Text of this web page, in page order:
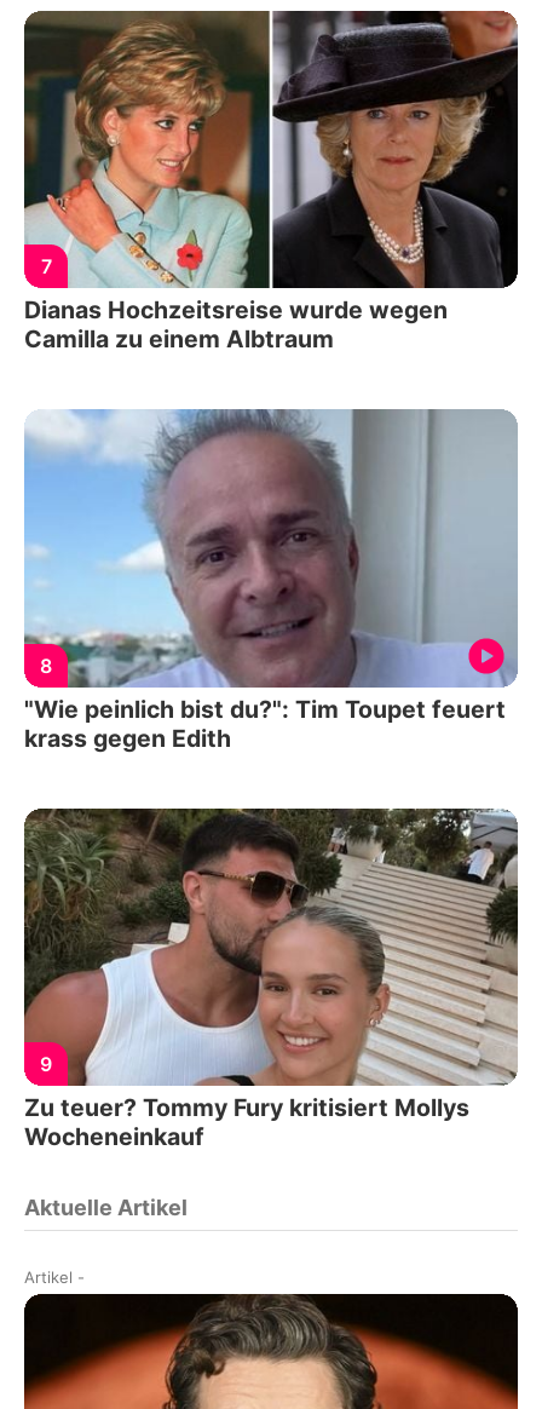
7
Dianas Hochzeitsreise wurde wegen
Camilla zu einem Albtraum
8
"Wie peinlich bist du?": Tim Toupet feuert
krass gegen Edith
9
Zu teuer? Tommy Fury kritisiert Mollys
Wocheneinkauf
Aktuelle Artikel
Artikel -